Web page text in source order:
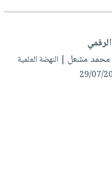
محمد مشعل | النهضة العلمية